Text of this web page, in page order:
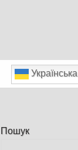
Українська
Пошук